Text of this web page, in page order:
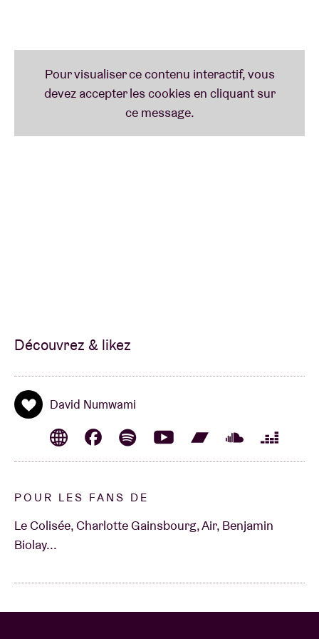
THE FFAMILY en janvier 2021, et qu’il viendra
proposer en avant-première sur nos planches. De
quoi vous donner la frite !
Découvrez & likez
David Numwami
POUR LES FANS DE
Le Colisée, Charlotte Gainsbourg, Air, Benjamin
Biolay...